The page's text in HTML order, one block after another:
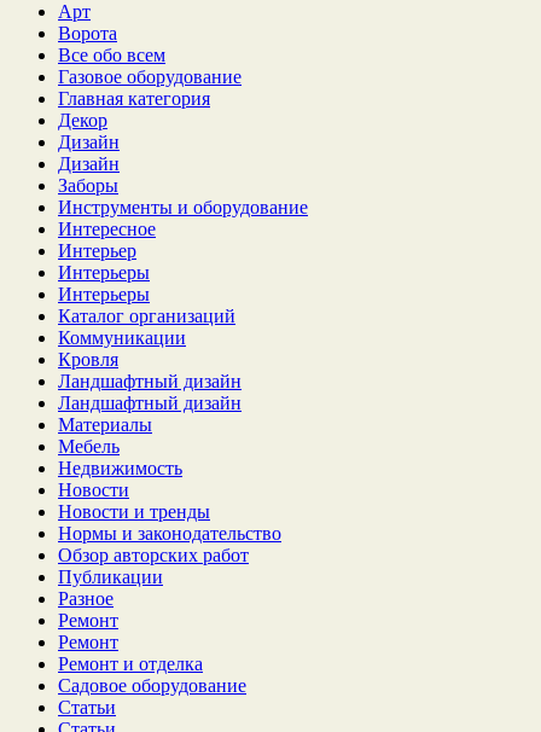
Арт
Ворота
Все обо всем
Газовое оборудование
Главная категория
Декор
Дизайн
Дизайн
Заборы
Инструменты и оборудование
Интересное
Интерьер
Интерьеры
Интерьеры
Каталог организаций
Коммуникации
Кровля
Ландшафтный дизайн
Ландшафтный дизайн
Материалы
Мебель
Недвижимость
Новости
Новости и тренды
Нормы и законодательство
Обзор авторских работ
Публикации
Разное
Ремонт
Ремонт
Ремонт и отделка
Садовое оборудование
Статьи